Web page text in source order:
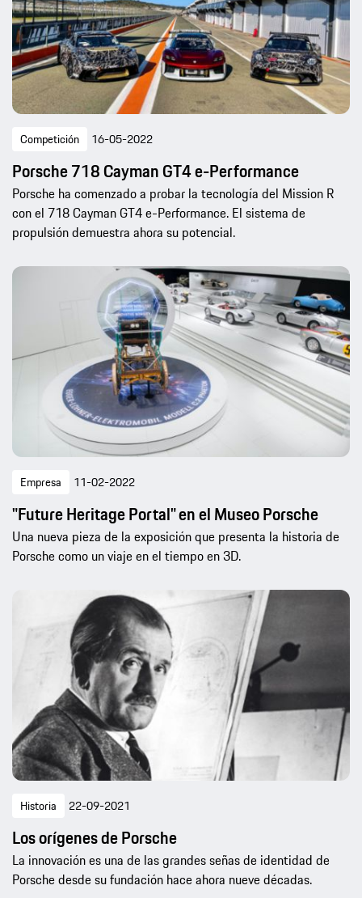
Competición 16-05-2022
Porsche 718 Cayman GT4 e-Performance
Porsche ha comenzado a probar la tecnología del Mission R
con el 718 Cayman GT4 e-Performance. El sistema de
propulsión demuestra ahora su potencial.
Empresa 11-02-2022
"Future Heritage Portal" en el Museo Porsche
Una nueva pieza de la exposición que presenta la historia de
Porsche como un viaje en el tiempo en 3D.
Historia 22-09-2021
Los orígenes de Porsche
La innovación es una de las grandes señas de identidad de
Porsche desde su fundación hace ahora nueve décadas.